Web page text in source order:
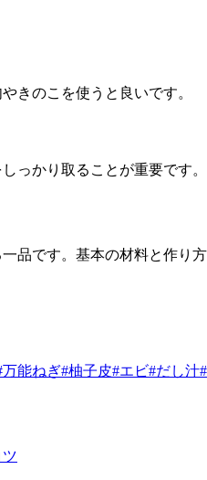
きのこを使うと良いです。
っかり取ることが重要です。
品です。基本の材料と作り
万能ねぎ#柚子皮#エビ#だし汁